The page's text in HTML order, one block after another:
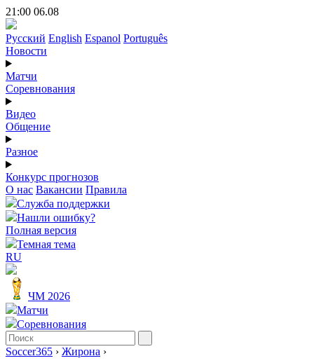
21:00 06.08
Русский English Espanol Português
Новости
Матчи
Соревнования
Видео
Общение
Разное
Конкурс прогнозов
О нас Вакансии Правила
Служба поддержки
Нашли ошибку?
Полная версия
Темная тема
RU
ЧМ 2026
Матчи
Соревнования
Soccer365 › Жирона ›